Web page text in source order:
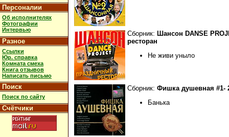
Персоналии
Об исполнителях
Фотографии
Интервью
Разное
Ссылки
Юр. справка
Комната смеха
Книга отзывов
Написать письмо
Поиск
Поиск по сайту
Счётчики
Сборник: Шансон DANSE
ресторан
Не живи уныло
Сборник: Фишка душевная #1-
Банька